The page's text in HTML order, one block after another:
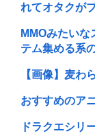
れてオタクが
MMOみたい
テム集める系
【画像】麦わ
おすすめのア
ドラクエシリ